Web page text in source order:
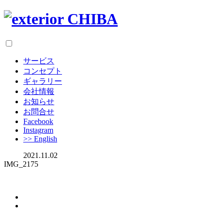
サービス
コンセプト
ギャラリー
会社情報
お知らせ
お問合せ
Facebook
Instagram
>> English
2021.11.02
IMG_2175